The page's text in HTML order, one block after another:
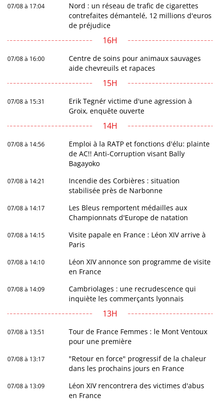
07/08 à 17:04
Nord : un réseau de trafic de cigarettes
contrefaites démantelé, 12 millions d'euros
de préjudice
16H
07/08 à 16:00
Centre de soins pour animaux sauvages
aide chevreuils et rapaces
15H
07/08 à 15:31
Erik Tegnér victime d'une agression à
Groix, enquête ouverte
14H
07/08 à 14:56
Emploi à la RATP et fonctions d'élu: plainte
de AC!! Anti-Corruption visant Bally
Bagayoko
07/08 à 14:21
Incendie des Corbières : situation
stabilisée près de Narbonne
07/08 à 14:17
Les Bleus remportent médailles aux
Championnats d'Europe de natation
07/08 à 14:15
Visite papale en France : Léon XIV arrive à
Paris
07/08 à 14:10
Léon XIV annonce son programme de visite
en France
07/08 à 14:09
Cambriolages : une recrudescence qui
inquiète les commerçants lyonnais
13H
07/08 à 13:51
Tour de France Femmes : le Mont Ventoux
pour une première
07/08 à 13:17
"Retour en force" progressif de la chaleur
dans les prochains jours en France
07/08 à 13:09
Léon XIV rencontrera des victimes d'abus
en France